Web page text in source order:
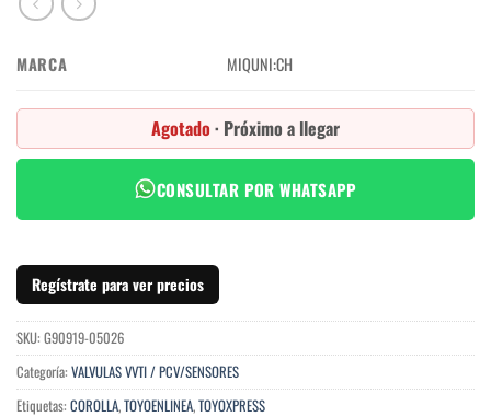
MARCA MIQUNI:CH
Agotado · Próximo a llegar
CONSULTAR POR WHATSAPP
Regístrate para ver precios
SKU: G90919-05026
Categoría: VALVULAS VVTI / PCV/SENSORES
Etiquetas: COROLLA,TOYOENLINEA,TOYOXPRESS